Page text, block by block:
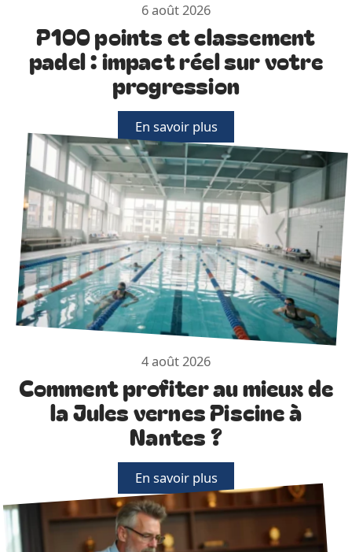
6 août 2026
P100 points et classement
padel : impact réel sur votre
progression
En savoir plus
4 août 2026
Comment profiter au mieux de
la Jules vernes Piscine à
Nantes ?
En savoir plus